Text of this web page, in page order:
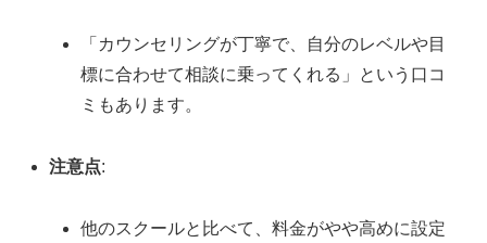
「カウンセリングが丁寧で、自分のレベルや目
標に合わせて相談に乗ってくれる」という口コ
ミもあります。
注意点:
他のスクールと比べて、料金がやや高めに設定